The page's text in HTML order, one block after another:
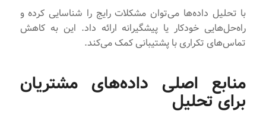
با تحلیل داده‌ها می‌توان مشکلات رایج را شناسایی کرده و
راه‌حل‌هایی خودکار یا پیشگیرانه ارائه داد. این به کاهش
تماس‌های تکراری با پشتیبانی کمک می‌کند.
منابع اصلی داده‌های مشتریان
برای تحلیل